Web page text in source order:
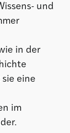
und
in der
eine
im